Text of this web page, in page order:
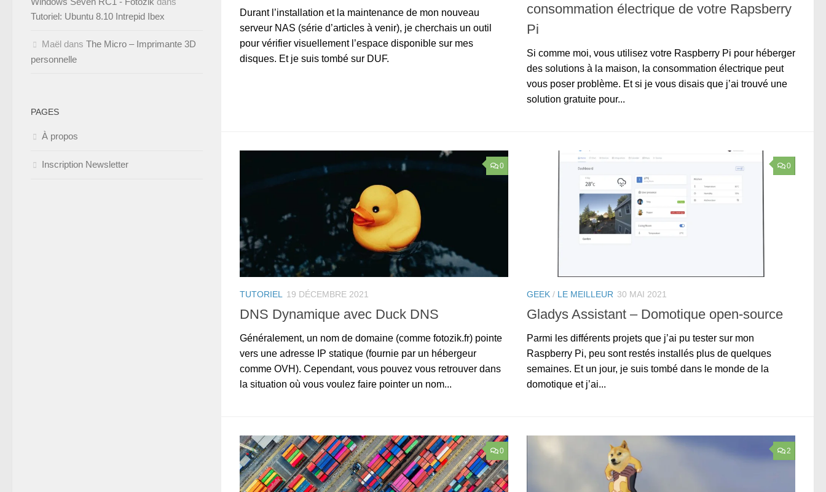
Durant l’installation et la maintenance de mon nouveau
serveur NAS (série d’articles à venir), je cherchais un outil
pour vérifier visuellement l’espace disponible sur mes
disques. Et je suis tombé sur DUF.
consommation électrique de votre Rapsberry
Pi
Si comme moi, vous utilisez votre Raspberry Pi pour héberger
des solutions à la maison, la consommation électrique peut
vous poser problème. Et si je vous disais que j’ai trouvé une
solution gratuite pour...
0
TUTORIEL 19 DÉCEMBRE 2021
DNS Dynamique avec Duck DNS
Généralement, un nom de domaine (comme fotozik.fr) pointe
vers une adresse IP statique (fournie par un hébergeur
comme OVH). Cependant, vous pouvez vous retrouver dans
la situation où vous voulez faire pointer un nom...
0
GEEK / LE MEILLEUR 30 MAI 2021
Gladys Assistant – Domotique open-source
Parmi les différents projets que j’ai pu tester sur mon
Raspberry Pi, peu sont restés installés plus de quelques
semaines. Et un jour, je suis tombé dans le monde de la
domotique et j’ai...
0 2
Tutoriel: Ubuntu 8.10 Intrepid Ibex
Maël dans The Micro – Imprimante 3D
personnelle
PAGES
À propos
Inscription Newsletter